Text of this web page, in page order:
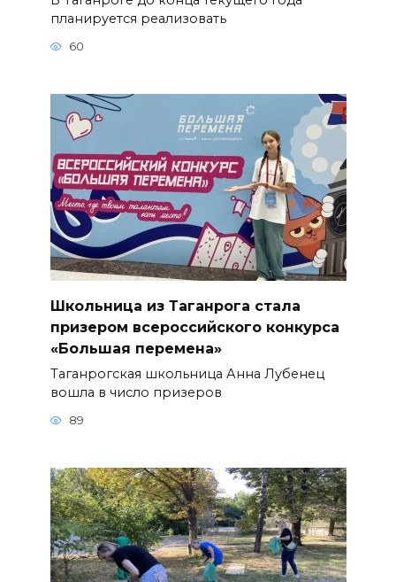
планируется реализовать
60
Школьница из Таганрога стала
призером всероссийского конкурса
«Большая перемена»
Таганрогская школьница Анна Лубенец
вошла в число призеров
89